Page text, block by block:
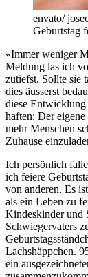
envato/
Geburtstag
«Immer weniger
Meldung las ich
zutiefst. Sollte sie
dies äusserst
diese
haften: Der
mehr Menschen
Zuhause
Ich persönlich
ich feiere
von anderen. Es
als ein Leben zu
Kindeskinder und
Schwiegervaters
Lachshäppchen.
ein